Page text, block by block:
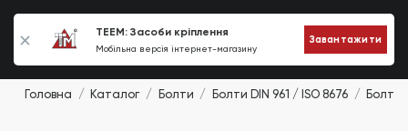
TEEM: Засоби кріплення
Мобільна версія інтернет-магазину
Завантажити
0
Головна Каталог Болти Болти DIN 961 / ISO 8676 Болт